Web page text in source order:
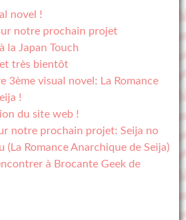
novel !
notre prochain projet
la Japan Touch
très bientôt
3ème visual novel: La Romance
!
du site web !
notre prochain projet: Seija no
(La Romance Anarchique de Seija)
à Brocante Geek de